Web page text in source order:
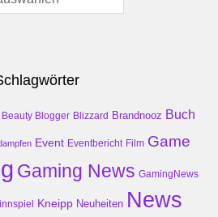
Beauty Blogger Blizzard Brandnooz Buch
Event Eventbericht Film Game
Gaming News GamingNews
Kneipp Neuheiten News